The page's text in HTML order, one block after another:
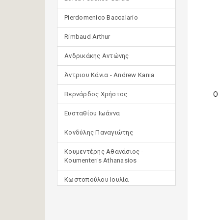
Pierdomenico Baccalario
Rimbaud Arthur
Ανδρικάκης Αντώνης
Άντριου Κάνια - Andrew Kania
Βερνάρδος Χρήστος
Ευσταθίου Ιωάννα
Κονδύλης Παναγιώτης
Κουμεντέρης Αθανάσιος -
Koumenteris Athanasios
Κωστοπούλου Ιουλία
Ο